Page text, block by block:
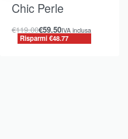
Chic Perle
€119.00€59.50IVA inclusa
Risparmi €48.77